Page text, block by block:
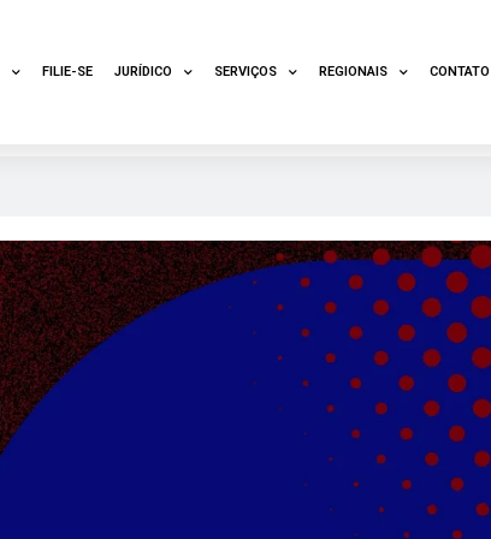
FILIE-SE JURÍDICO SERVIÇOS REGIONAIS CONTATO